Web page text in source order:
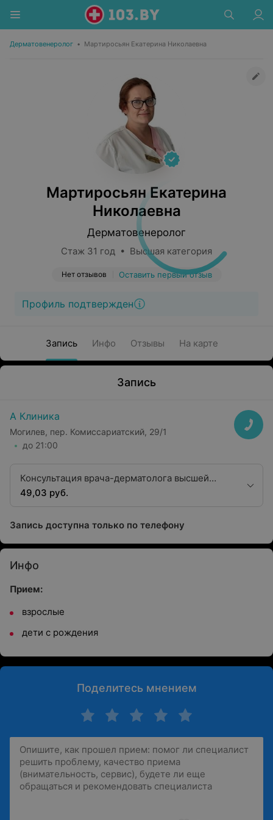
Дерматовенеролог • Мартиросьян Екатерина Николаевна
Мартиросьян Екатерина
Николаевна
Дерматовенеролог
Стаж 31 год • Высшая категория
Нет отзывов Оставить первый отзыв
Профиль подтвержден
Запись Инфо Отзывы На карте
Запись
А Клиника
Могилев, пер. Комиссариатский, 29/1
до 21:00
Консультация врача-дерматолога высшей
квалификационной категории
49,03 руб.
Запись доступна только по телефону
Инфо
Прием:
взрослые
дети с рождения
Поделитесь мнением